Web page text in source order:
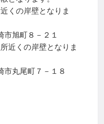
くの岸壁となりま
旭町８－２１
近くの岸壁となりま
市丸尾町７－１８